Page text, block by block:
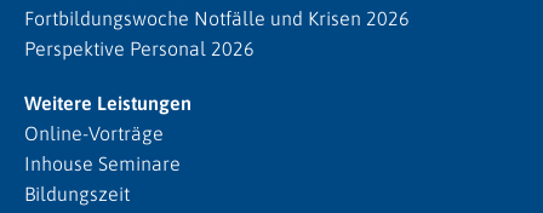
Fortbildungswoche Notfälle und Krisen 2026
Perspektive Personal 2026
Weitere Leistungen
Online-Vorträge
Inhouse Seminare
Bildungszeit